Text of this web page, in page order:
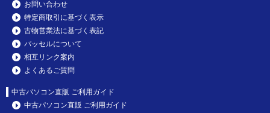
お問い合わせ
特定商取引に基づく表示
古物営業法に基づく表記
パッセルについて
相互リンク案内
よくあるご質問
中古パソコン直販 ご利用ガイド
中古パソコン直販 ご利用ガイド